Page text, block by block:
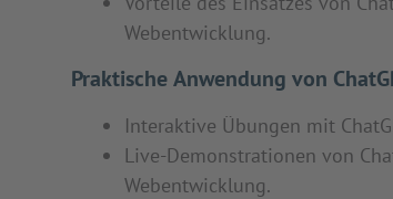
Webentwicklung.
Praktische Anwendung von
Interaktive Übungen mit
Live-Demonstrationen von
Webentwicklung.